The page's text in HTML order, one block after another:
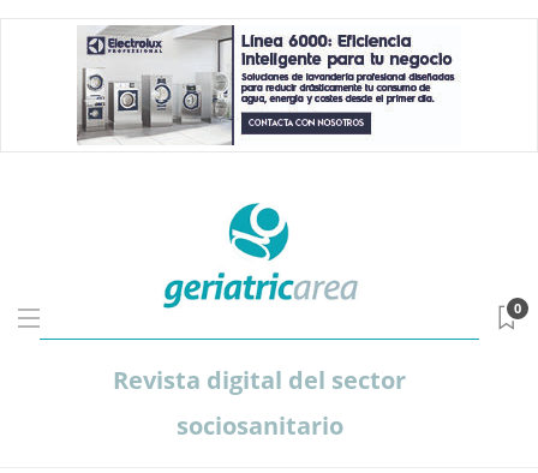
Revista digital del sector
sociosanitario
0